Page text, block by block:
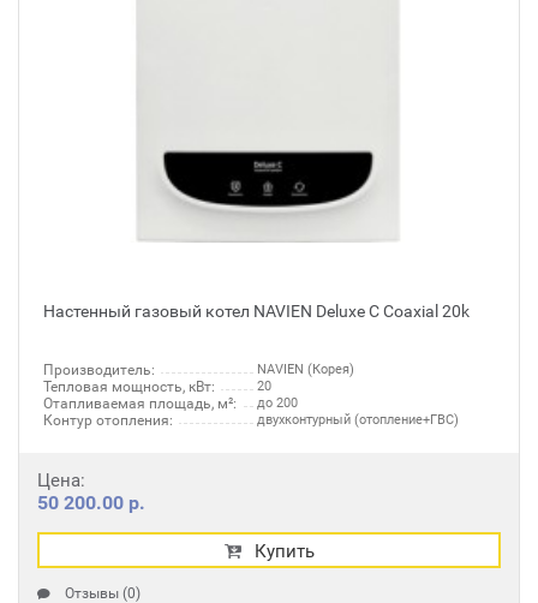
Настенный газовый котел NAVIEN Deluxe C Coaxial 20k
Производитель: NAVIEN (Корея)
Тепловая мощность, кВт: 20
Отапливаемая площадь, м²: до 200
Контур отопления: двухконтурный (отопление+ГВС)
Цена:
50 200.00 р.
Купить
Отзывы (0)